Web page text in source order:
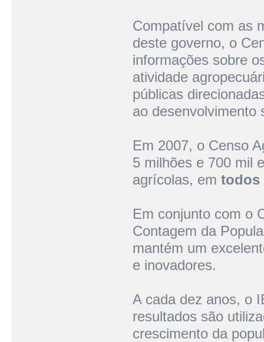
Compatível com as
deste governo, o
informações sobre
atividade
públicas
ao desenvolvimento
Em 2007, o Censo
5 milhões e 700 mil
agrícolas, em todos
Em conjunto com o
Contagem da
mantém um
e inovadores.
A cada dez anos, o
resultados são
crescimento da